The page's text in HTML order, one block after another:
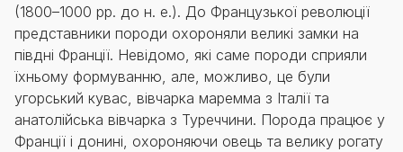
(1800–1000 рр. до н. е.). До Французької революції
представники породи охороняли великі замки на
півдні Франції. Невідомо, які саме породи сприяли
їхньому формуванню, але, можливо, це були
угорський кувас, вівчарка маремма з Італії та
анатолійська вівчарка з Туреччини. Порода працює у
Франції і донині, охороняючи овець та велику рогату